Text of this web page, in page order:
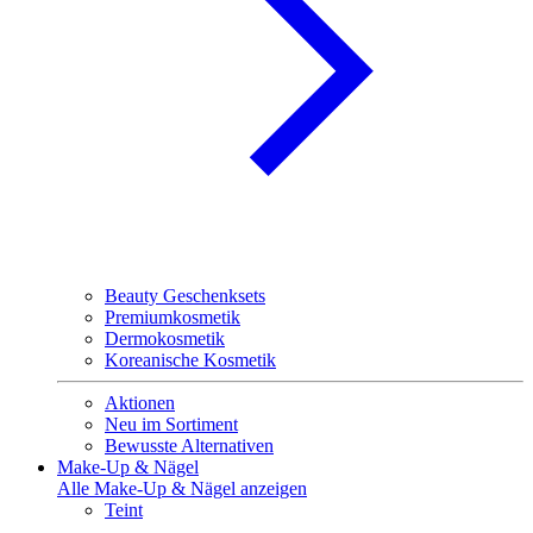
Beauty Geschenksets
Premiumkosmetik
Dermokosmetik
Koreanische Kosmetik
Aktionen
Neu im Sortiment
Bewusste Alternativen
Make-Up & Nägel
Alle Make-Up & Nägel anzeigen
Teint